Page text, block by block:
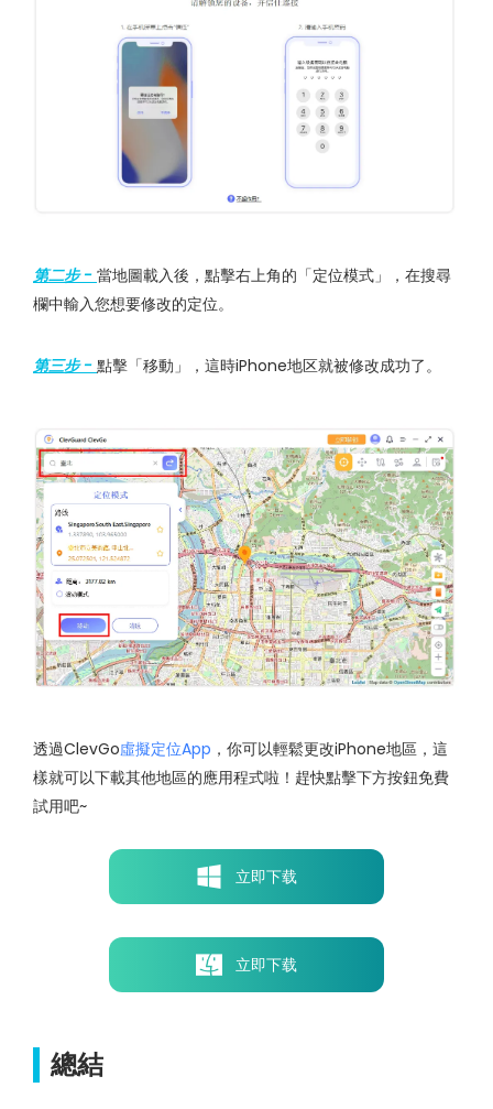
第二步 - 當地圖載入後，點擊右上角的「定位模式」，在搜尋
欄中輸入您想要修改的定位。
第三步 - 點擊「移動」，這時iPhone地区就被修改成功了。
透過ClevGo虛擬定位App ，你可以輕鬆更改iPhone地區，這
樣就可以下載其他地區的應用程式啦！趕快點擊下方按鈕免費
試用吧~
立即下载
立即下载
總結